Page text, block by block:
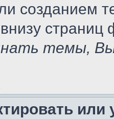
созданием
темы,